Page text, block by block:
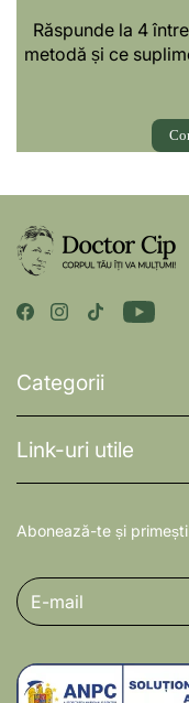
Răspunde la 4
metodă și ce
Categorii
Link-uri utile
Abonează-te și
E-mail